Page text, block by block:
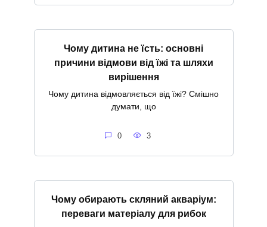
Чому дитина не їсть: основні
причини відмови від їжі та шляхи
вирішення
Чому дитина відмовляється від їжі? Смішно
думати, що
0 3
Чому обирають скляний акваріум:
переваги матеріалу для рибок